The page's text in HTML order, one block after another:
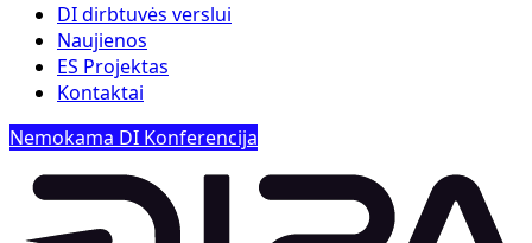
DI dirbtuvės verslui
Naujienos
ES Projektas
Kontaktai
Nemokama DI Konferencija